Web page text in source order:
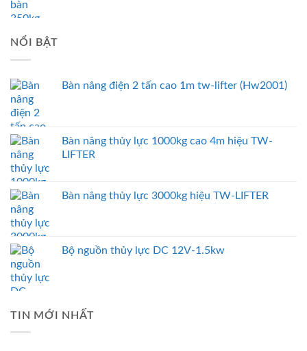
NỔI BẬT
Bàn nâng điện 2 tấn cao 1m tw-lifter (Hw2001)
Bàn nâng thủy lực 1000kg cao 4m hiệu TW-
LIFTER
Bàn nâng thủy lực 3000kg hiệu TW-LIFTER
Bộ nguồn thủy lực DC 12V-1.5kw
TIN MỚI NHẤT